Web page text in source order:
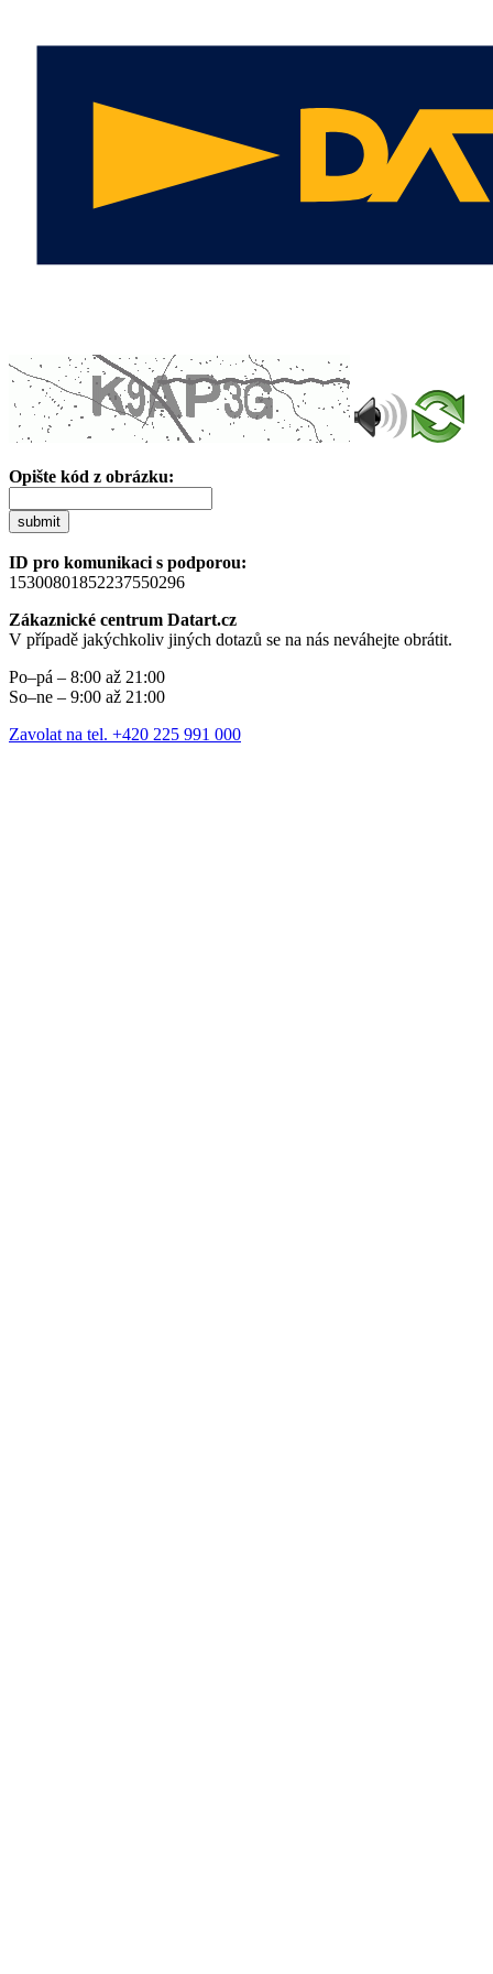
Opište kód z obrázku:
submit
ID pro komunikaci s podporou:
15300801852237550296
Zákaznické centrum Datart.cz
V případě jakýchkoliv jiných dotazů se na nás neváhejte obrátit.
Po–pá – 8:00 až 21:00
So–ne – 9:00 až 21:00
Zavolat na tel. +420 225 991 000